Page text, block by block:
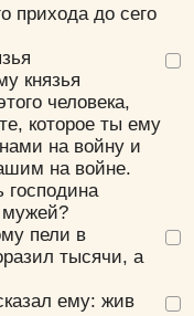
прихода до сего
князья
человека,
которое ты ему
на войну и
на войне.
мужей?
пели в
тысячи, а
ему: жив